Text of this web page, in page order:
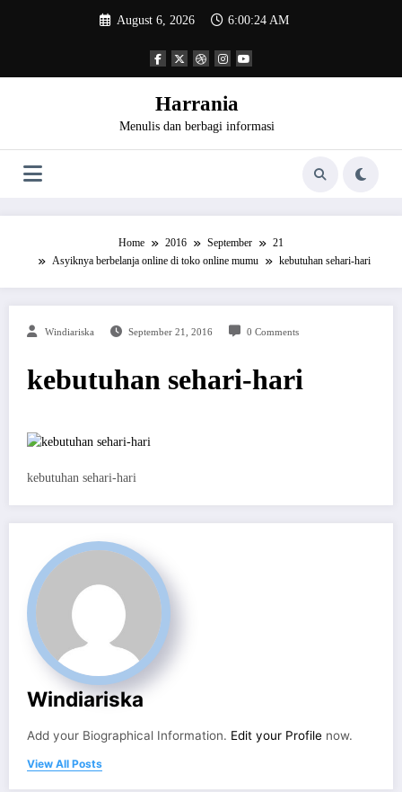
August 6, 2026 6:00:24 AM
Harrania
Menulis dan berbagi informasi
Home 2016 September
21
Asyiknya berbelanja online di toko online mumu
kebutuhan sehari-hari
Windiariska September 21, 2016 0 Comments
kebutuhan sehari-hari
kebutuhan sehari-hari
Windiariska
Add your Biographical Information. Edit your Profile now.
View All Posts